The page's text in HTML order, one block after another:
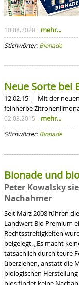
10.08.2020 mehr...
Stichwörter:Bionade
Neue Sorte bei
12.02.15 | Mit der
feinherbe
02.03.2015 mehr...
Stichwörter:Bionade
Bionade und
Peter Kowalsky
Nachahmer
Seit März 2008 führen
Landwert Bio Premium
Rechtsstreitigkeiten
beigelegt. „Es macht
tatsächlich durch teure
überziehen, anstatt die
biologischen
bios findet keine